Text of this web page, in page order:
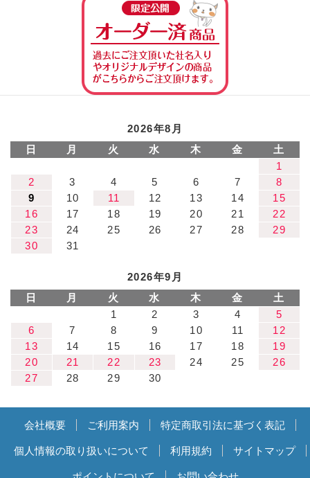
2026年8月
日
月 火 水 木 金
土
1
2
3 4 5 6 7
8
9
10 11 12 13 14
15
16
17 18 19 20 21
22
23
24 25 26 27 28
29
30
31
2026年9月
日
月 火 水 木 金
土
1
2 3 4
5
6
7 8 9 10 11
12
13
14 15 16 17 18
19
20
21 22 23 24 25
26
27
28 29 30
会社概要 ご利用案内 特定商取引法に基づく表記
個人情報の取り扱いについて 利用規約 サイトマップ